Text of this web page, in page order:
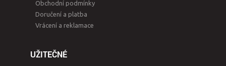
Obchodní podmínky
Doručení a platba
Vrácení a reklamace
UŽITEČNÉ